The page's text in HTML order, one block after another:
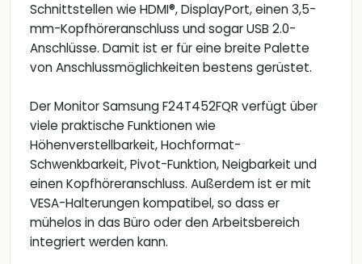
Schnittstellen wie HDMI®, DisplayPort, einen 3,5-
mm-Kopfhöreranschluss und sogar USB 2.0-
Anschlüsse. Damit ist er für eine breite Palette
von Anschlussmöglichkeiten bestens gerüstet.
Der Monitor Samsung F24T452FQR verfügt über
viele praktische Funktionen wie
Höhenverstellbarkeit, Hochformat-
Schwenkbarkeit, Pivot-Funktion, Neigbarkeit und
einen Kopfhöreranschluss. Außerdem ist er mit
VESA-Halterungen kompatibel, so dass er
mühelos in das Büro oder den Arbeitsbereich
integriert werden kann.